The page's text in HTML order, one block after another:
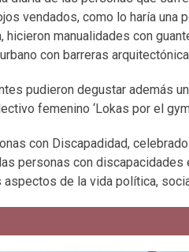
vendados, como lo haría
hicieron manualidades con
con barreras
pudieron degustar además
femenino ‘Lokas por el
con Discapadidad,
personas con
de la vida política,